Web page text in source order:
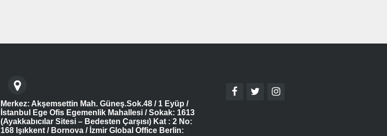
Merkez: Akşemsettin Mah. Güneş.Sok.48 / 1 Eyüp /
İstanbul Ege Ofis Egemenlik Mahallesi / Sokak: 1613
(Ayakkabıcılar Sitesi – Bedesten Çarşısı) Kat : 2 No:
168 Işıkkent / Bornova / İzmir Global Office Berlin: